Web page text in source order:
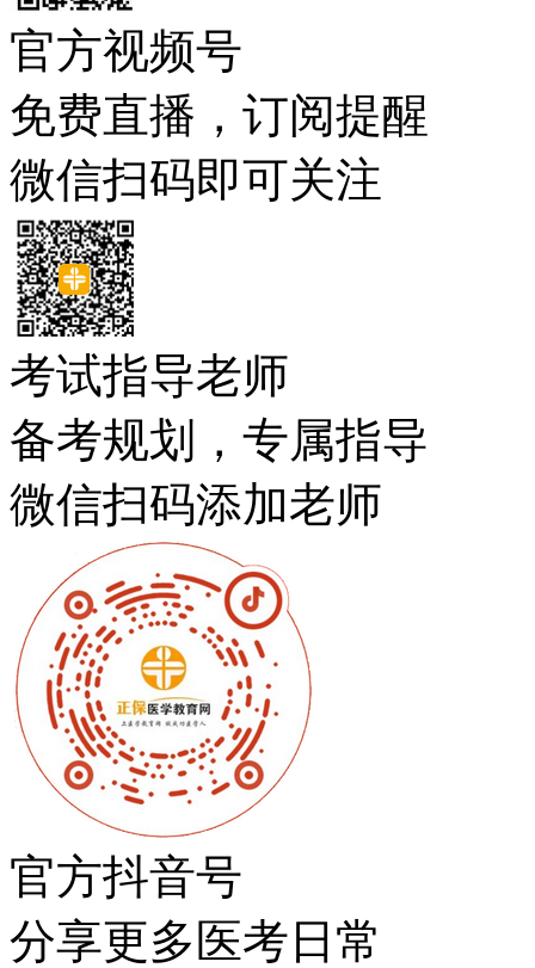
官方视频号
免费直播，订阅提醒
微信扫码即可关注
考试指导老师
备考规划，专属指导
微信扫码添加老师
官方抖音号
分享更多医考日常